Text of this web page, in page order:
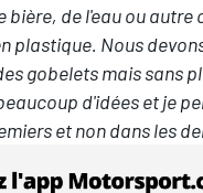
bière, de l'eau ou
plastique. Nous
gobelets mais sans
d'idées et je
et non dans les